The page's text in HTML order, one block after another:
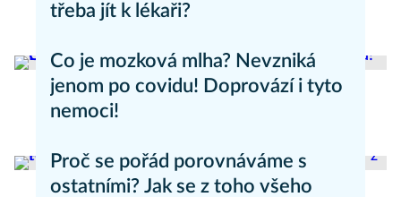
třeba jít k lékaři?
Co je mozková mlha? Nevzniká
jenom po covidu! Doprovází i tyto
nemoci!
Proč se pořád porovnáváme s
ostatními? Jak se z toho všeho